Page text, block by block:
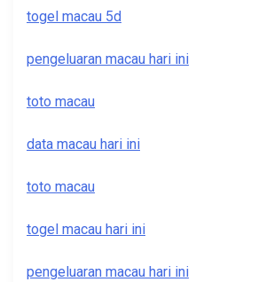
togel macau 5d
pengeluaran macau hari ini
toto macau
data macau hari ini
toto macau
togel macau hari ini
pengeluaran macau hari ini